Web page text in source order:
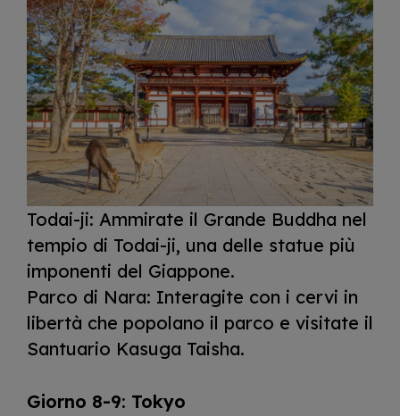
m
a
g
e
Todai-ji: Ammirate il Grande Buddha nel
tempio di Todai-ji, una delle statue più
imponenti del Giappone.
Parco di Nara: Interagite con i cervi in
libertà che popolano il parco e visitate il
Santuario Kasuga Taisha.
Giorno 8-9: Tokyo